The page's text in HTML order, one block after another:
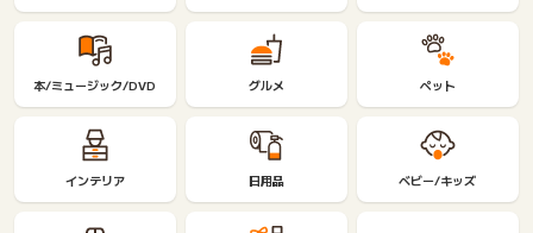
本/ミュージック/DVD グルメ ペット
インテリア 日用品 ベビー/キッズ